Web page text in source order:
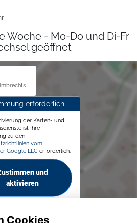
Woche - Mo-Do und Di-Fr
geöffnet
erforderlich
der Karten- und
ist Ihre
zu den
vom
Google LLC erforderlich.
und
aktivieren
Cookies